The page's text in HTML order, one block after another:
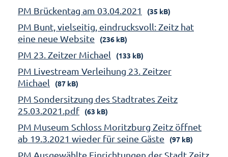
PM Brückentag am 03.04.2021 (35 kB)
PM Bunt, vielseitig, eindrucksvoll: Zeitz hat
eine neue Website
(236 kB)
PM 23. Zeitzer Michael (133 kB)
PM Livestream Verleihung 23. Zeitzer
Michael
(87 kB)
PM Sondersitzung des Stadtrates Zeitz
25.03.2021.pdf
(63 kB)
PM Museum Schloss Moritzburg Zeitz öffnet
ab 19.3.2021 wieder für seine Gäste
(97 kB)
PM Ausgewählte Einrichtungen der Stadt Zeitz